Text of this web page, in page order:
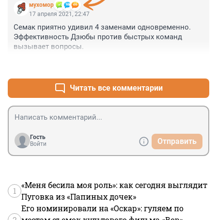
мухомор
17 апреля 2021, 22:47
Семак приятно удивил 4 заменами одновременно.
Эффективность Дзюбы против быстрых команд
вызывает вопросы.
Читать все комментарии
Гость
Войти
Отправить
1
«Меня бесила моя роль»: как сегодня выглядит
Пуговка из «Папиных дочек»
Его номинировали на «Оскар»: гуляем по